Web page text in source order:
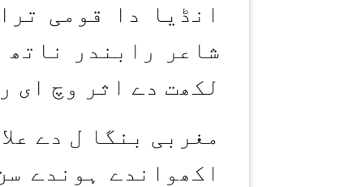
انڈیا دا قومی
شاعر رابندر
لکھت دے اثر وچ ای
مغربی بنگا ل دے